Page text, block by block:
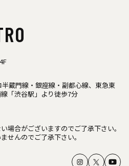
蔵門線・銀座線・副都心線、東急東
「渋谷駅」より徒歩7分
場合がございますのでご了承下さい。
せんのでご了承下さい。